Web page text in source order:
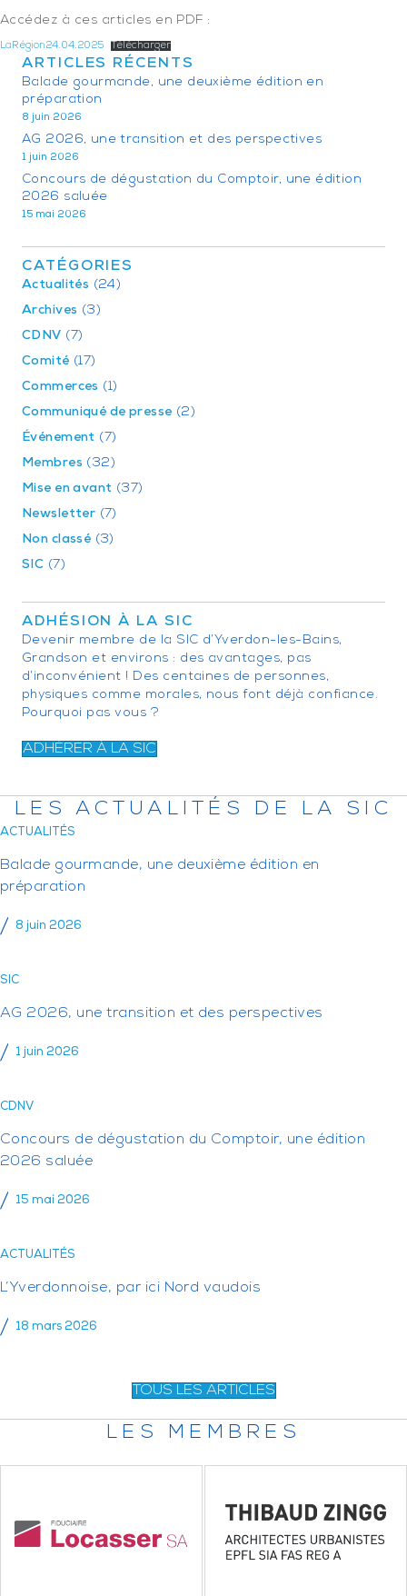
Accédez à ces articles en PDF :
LaRégion24.04.2025 Télécharger
ARTICLES RÉCENTS
Balade gourmande, une deuxième édition en
préparation
8 juin 2026
AG 2026, une transition et des perspectives
1 juin 2026
Concours de dégustation du Comptoir, une édition
2026 saluée
15 mai 2026
CATÉGORIES
Actualités (24)
Archives (3)
CDNV (7)
Comité (17)
Commerces (1)
Communiqué de presse (2)
Événement (7)
Membres (32)
Mise en avant (37)
Newsletter (7)
Non classé (3)
SIC (7)
ADHÉSION À LA SIC
Devenir membre de la SIC d’Yverdon-les-Bains,
Grandson et environs : des avantages, pas
d’inconvénient ! Des centaines de personnes,
physiques comme morales, nous font déjà confiance.
Pourquoi pas vous ?
ADHÉRER À LA SIC
LES ACTUALITÉS DE LA SIC
ACTUALITÉS
Balade gourmande, une deuxième édition en
préparation
8 juin 2026
SIC
AG 2026, une transition et des perspectives
1 juin 2026
CDNV
Concours de dégustation du Comptoir, une édition
2026 saluée
15 mai 2026
ACTUALITÉS
L’Yverdonnoise, par ici Nord vaudois
18 mars 2026
TOUS LES ARTICLES
LES MEMBRES